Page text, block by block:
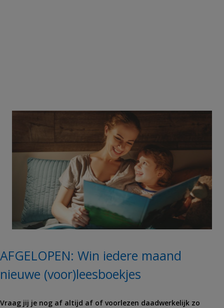
AFGELOPEN: Win iedere maand
nieuwe (voor)leesboekjes
Vraag jij je nog af altijd af of voorlezen daadwerkelijk zo